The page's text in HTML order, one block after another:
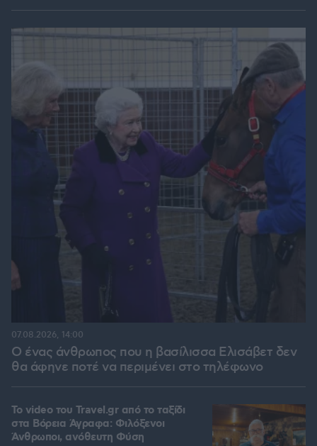
Ο ένας άνθρωπος που η βασίλισσα Ελισάβετ δεν
θα άφηνε ποτέ να περιμένει στο τηλέφωνο
07.08.2026, 14:00
To video του Travel.gr από το ταξίδι
στα Βόρεια Άγραφα: Φιλόξενοι
Άνθρωποι, ανόθευτη Φύση